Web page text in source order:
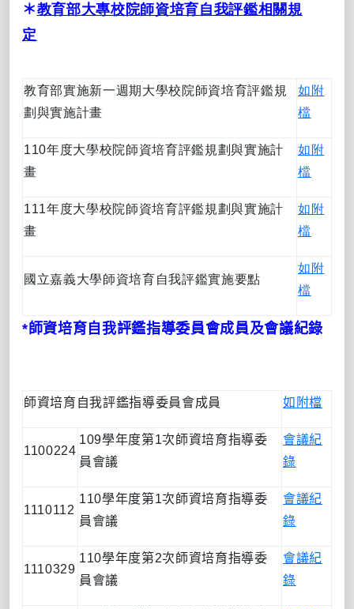
＊教育部大專校院師資培育自我評鑑相關規
定
教育部實施新一週期大學校院師資培育評鑑規
劃與實施計畫
如附
檔
110年度大學校院師資培育評鑑規劃與實施計
畫
如附
檔
111年度大學校院師資培育評鑑規劃與實施計
畫
如附
檔
國立嘉義大學師資培育自我評鑑實施要點
如附
檔
*師資培育自我評鑑指導委員會成員及會議紀錄
師資培育自我評鑑指導委員會成員 如附檔
1100224
109學年度第1次師資培育指導委
員會議
會議紀
錄
1110112
110學年度第1次師資培育指導委
員會議
會議紀
錄
1110329
110學年度第2次師資培育指導委
員會議
會議紀
錄